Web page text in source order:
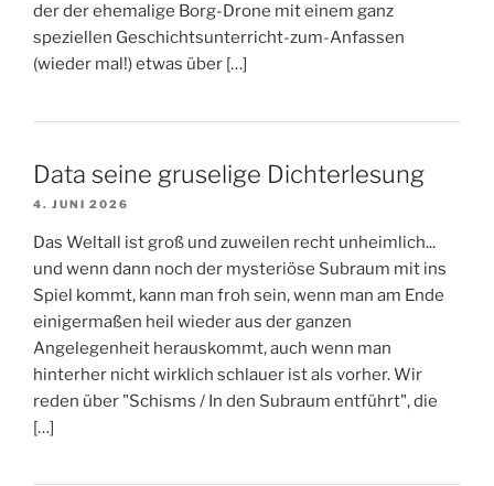
der der ehemalige Borg-Drone mit einem ganz
speziellen Geschichtsunterricht-zum-Anfassen
(wieder mal!) etwas über […]
Data seine gruselige Dichterlesung
4. JUNI 2026
Das Weltall ist groß und zuweilen recht unheimlich...
und wenn dann noch der mysteriöse Subraum mit ins
Spiel kommt, kann man froh sein, wenn man am Ende
einigermaßen heil wieder aus der ganzen
Angelegenheit herauskommt, auch wenn man
hinterher nicht wirklich schlauer ist als vorher. Wir
reden über "Schisms / In den Subraum entführt", die
[…]